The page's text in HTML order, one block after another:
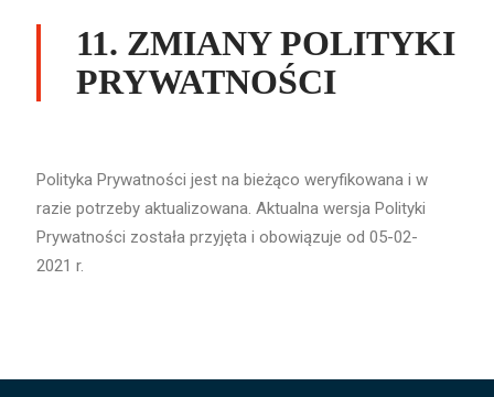
11. ZMIANY POLITYKI
PRYWATNOŚCI
Polityka Prywatności jest na bieżąco weryfikowana i w
razie potrzeby aktualizowana. Aktualna wersja Polityki
Prywatności została przyjęta i obowiązuje od 05-02-
2021 r.